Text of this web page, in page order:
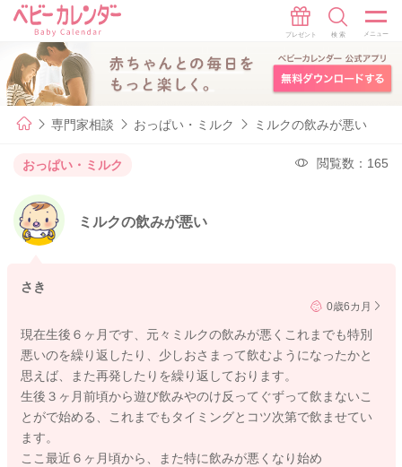
専門家相談 おっぱい・ミルク ミルクの飲みが悪い
おっぱい・ミルク 閲覧数：165
ミルクの飲みが悪い
さき
0歳6カ月
現在生後６ヶ月です、元々ミルクの飲みが悪くこれまでも特別
悪いのを繰り返したり、少しおさまって飲むようになったかと
思えば、また再発したりを繰り返しております。
生後３ヶ月前頃から遊び飲みやのけ反ってぐずって飲まないこ
とがで始める、これまでもタイミングとコツ次第で飲ませてい
ます。
ここ最近６ヶ月頃から、また特に飲みが悪くなり始め